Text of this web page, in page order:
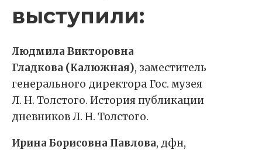
выступили:
Людмила Викторовна
Гладкова (Калюжная), заместитель
генерального директора Гос. музея
Л. Н. Толстого. История публикации
дневников Л. Н. Толстого.
Ирина Борисовна Павлова, дфн,